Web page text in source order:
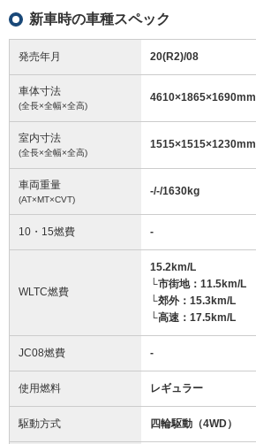
新車時の車種スペック
発売年月 20(R2)/08
車体寸法
(全長×全幅×全高)
4610×1865×1690mm
室内寸法
(全長×全幅×全高)
1515×1515×1230mm
車両重量
(AT×MT×CVT)
-/-/1630kg
10・15燃費 -
WLTC燃費
15.2km/L
└市街地：11.5km/L
└郊外：15.3km/L
└高速：17.5km/L
JC08燃費 -
使用燃料 レギュラー
駆動方式 四輪駆動（4WD）